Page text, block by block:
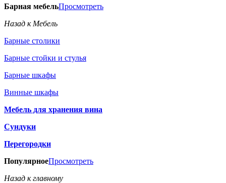
Барная мебельПросмотреть
Назад к Мебель
Барные столики
Барные стойки и стулья
Барные шкафы
Винные шкафы
Мебель для хранения вина
Сундуки
Перегородки
ПопулярноеПросмотреть
Назад к главному